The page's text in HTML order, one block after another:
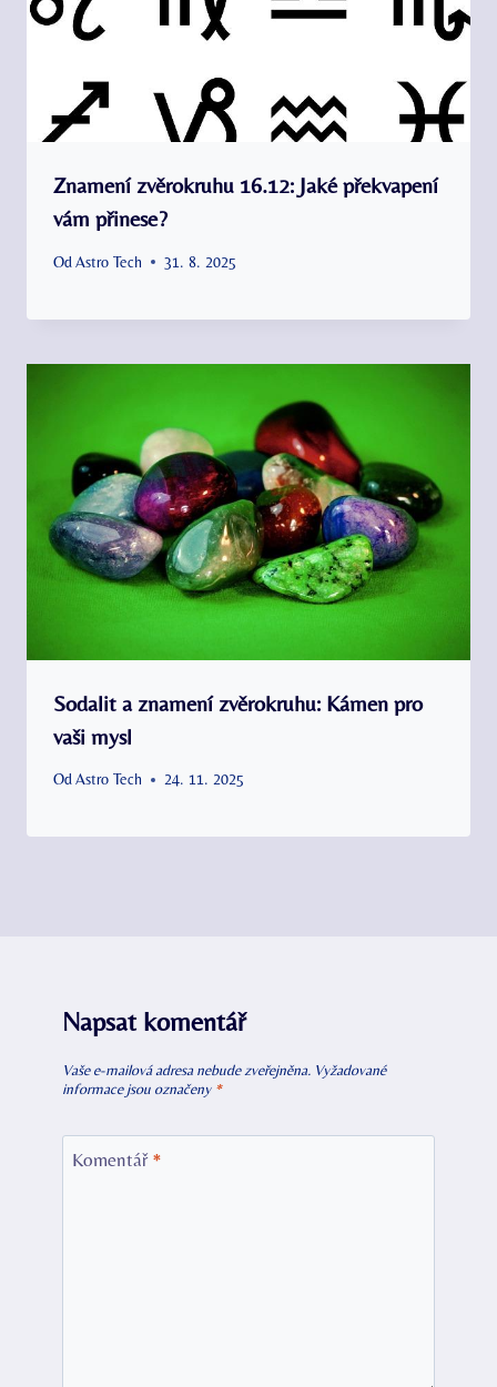
Znamení zvěrokruhu 16.12: Jaké překvapení
vám přinese?
Od Astro Tech 31. 8. 2025
Sodalit a znamení zvěrokruhu: Kámen pro
vaši mysl
OdAstro Tech 24. 11. 2025
Napsat komentář
Vaše e-mailová adresa nebude zveřejněna. Vyžadované
informace jsou označeny *
Komentář *